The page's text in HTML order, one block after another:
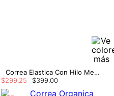
Correa Elastica Con Hilo Metalico
$399.00
$299 25